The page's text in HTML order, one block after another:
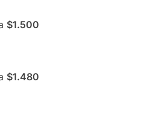
$1.500
$1.480